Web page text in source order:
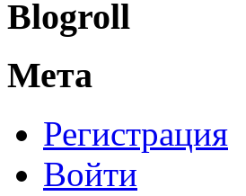
Blogroll
Мета
Регистрация
Войти